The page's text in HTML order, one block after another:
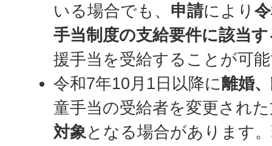
いる場合でも、 申請により
手当制度の支給要件に該当
援手当を受給することが可
令和7年10月1日以降に離婚
童手当の受給者を変更され
対象となる場合があります